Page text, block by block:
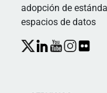
adopción de
espacios de datos